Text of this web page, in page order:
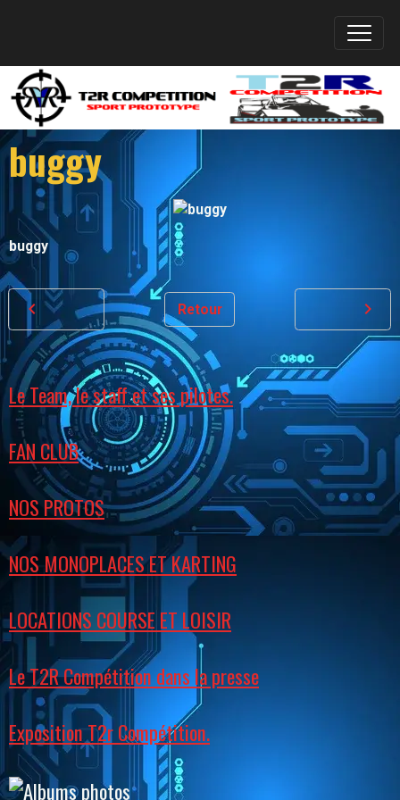
buggy
buggy
Retour
Le Team, le staff et ses pilotes.
FAN CLUB
NOS PROTOS
NOS MONOPLACES ET KARTING
LOCATIONS COURSE ET LOISIR
Le T2R Compétition dans la presse
Exposition T2r Compétition.